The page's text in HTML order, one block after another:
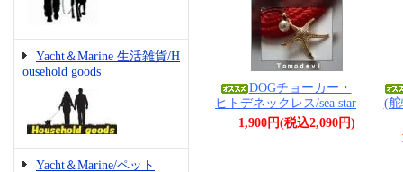
Yacht＆Marine 生活雑貨/H
ousehold goods
Yacht＆Marine/ペット
DOGチョーカー・
ヒトデネックレス/sea star
1,900円(税込2,090円)
(